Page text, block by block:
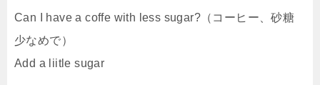
Can I have a coffe with less sugar?（コーヒー、砂糖
少なめで）
Add a liitle sugar